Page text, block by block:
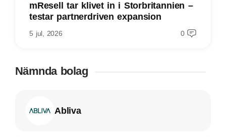
mResell tar klivet in i Storbritannien –
testar partnerdriven expansion
5 jul, 2026 0
Nämnda bolag
Abliva